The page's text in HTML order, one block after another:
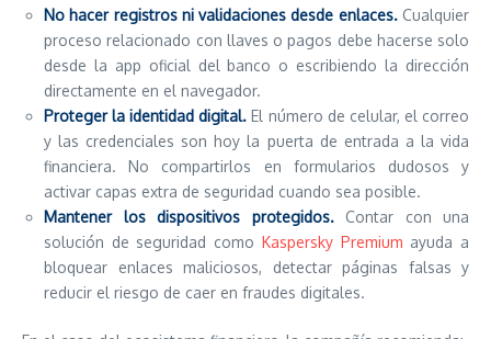
No hacer registros ni validaciones desde enlaces.Cualquier
proceso relacionado con llaves o pagos debe hacerse solo
desde la app oficial del banco o escribiendo la dirección
directamente en el navegador.
Proteger la identidad digital.El número de celular, el correo
y las credenciales son hoy la puerta de entrada a la vida
financiera. No compartirlos en formularios dudosos y
activar capas extra de seguridad cuando sea posible.
Mantener los dispositivos protegidos.Contar con una
solución de seguridad como Kaspersky Premium ayuda a
bloquear enlaces maliciosos, detectar páginas falsas y
reducir el riesgo de caer en fraudes digitales.